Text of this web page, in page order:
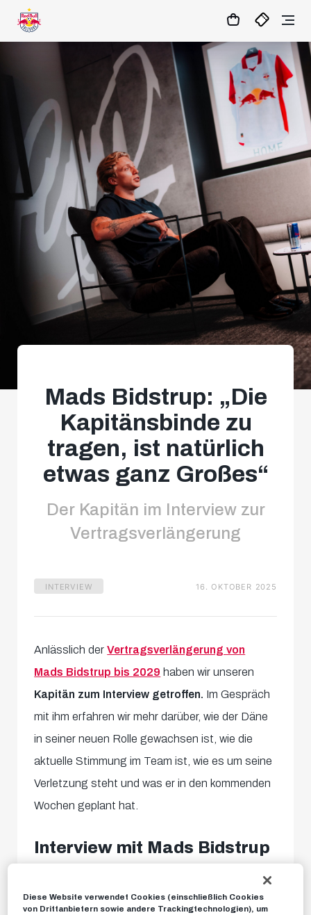
MATCHCENTER
Mads Bidstrup: „Die
Kapitänsbinde zu
tragen, ist natürlich
etwas ganz Großes“
Der Kapitän im Interview zur
Vertragsverlängerung
INTERVIEW 16. OKTOBER 2025
Anlässlich derVertragsverlängerung von
Mads Bidstrup bis 2029 haben wir unseren
Kapitän zum Interview getroffen. Im Gespräch
mit ihm erfahren wir mehr darüber, wie der Däne
in seiner neuen Rolle gewachsen ist, wie die
aktuelle Stimmung im Team ist, wie es um seine
Verletzung steht und was er in den kommenden
Wochen geplant hat.
Interview mit Mads Bidstrup
Diese Website verwendet Cookies (einschließlich Cookies
von Drittanbietern sowie andere Trackingtechnologien), um